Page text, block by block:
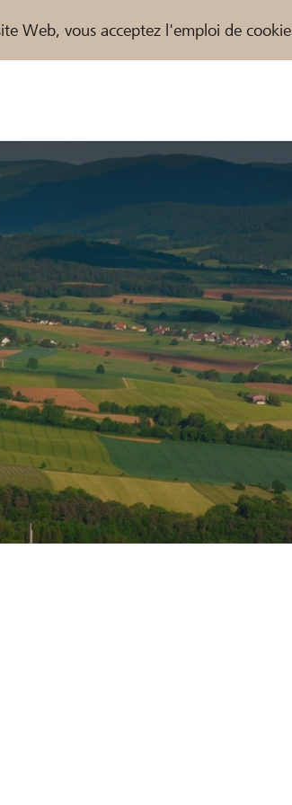
Web, vous acceptez l'emploi de
/ Banques Raiffeisen